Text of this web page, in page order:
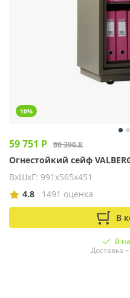
10%
59 751 Р 66 390 Р
Огнестойкий сейф
ВхШхГ: 991х565х451
4.8
1491 оценка
В
В
Доставка